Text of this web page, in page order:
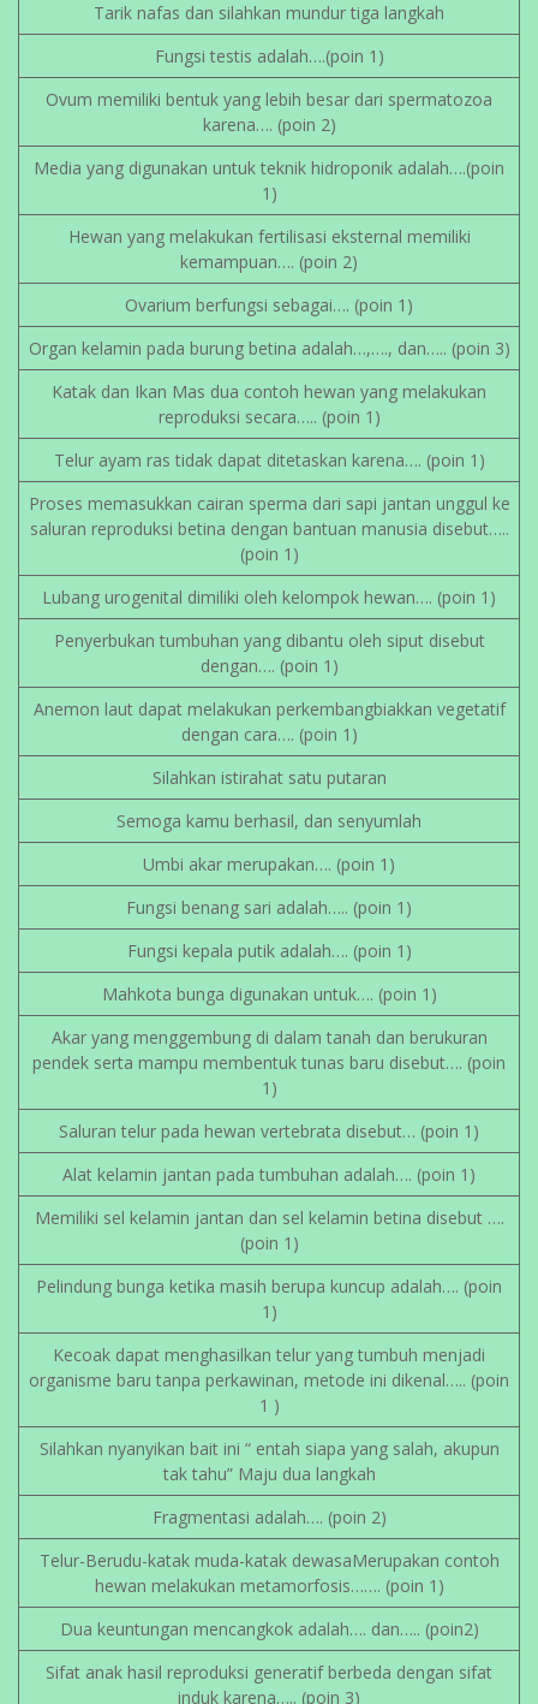
Tarik nafas dan silahkan mundur tiga langkah
Fungsi testis adalah….(poin 1)
Ovum memiliki bentuk yang lebih besar dari spermatozoa
karena…. (poin 2)
Media yang digunakan untuk teknik hidroponik adalah….(poin
1)
Hewan yang melakukan fertilisasi eksternal memiliki
kemampuan…. (poin 2)
Ovarium berfungsi sebagai…. (poin 1)
Organ kelamin pada burung betina adalah…,…., dan….. (poin 3)
Katak dan Ikan Mas dua contoh hewan yang melakukan
reproduksi secara….. (poin 1)
Telur ayam ras tidak dapat ditetaskan karena…. (poin 1)
Proses memasukkan cairan sperma dari sapi jantan unggul ke
saluran reproduksi betina dengan bantuan manusia disebut…..
(poin 1)
Lubang urogenital dimiliki oleh kelompok hewan…. (poin 1)
Penyerbukan tumbuhan yang dibantu oleh siput disebut
dengan…. (poin 1)
Anemon laut dapat melakukan perkembangbiakkan vegetatif
dengan cara…. (poin 1)
Silahkan istirahat satu putaran
Semoga kamu berhasil, dan senyumlah
Umbi akar merupakan…. (poin 1)
Fungsi benang sari adalah….. (poin 1)
Fungsi kepala putik adalah…. (poin 1)
Mahkota bunga digunakan untuk…. (poin 1)
Akar yang menggembung di dalam tanah dan berukuran
pendek serta mampu membentuk tunas baru disebut…. (poin
1)
Saluran telur pada hewan vertebrata disebut… (poin 1)
Alat kelamin jantan pada tumbuhan adalah…. (poin 1)
Memiliki sel kelamin jantan dan sel kelamin betina disebut ….
(poin 1)
Pelindung bunga ketika masih berupa kuncup adalah…. (poin
1)
Kecoak dapat menghasilkan telur yang tumbuh menjadi
organisme baru tanpa perkawinan, metode ini dikenal….. (poin
1 )
Silahkan nyanyikan bait ini “ entah siapa yang salah, akupun
tak tahu” Maju dua langkah
Fragmentasi adalah…. (poin 2)
Telur-Berudu-katak muda-katak dewasaMerupakan contoh
hewan melakukan metamorfosis……. (poin 1)
Dua keuntungan mencangkok adalah…. dan….. (poin2)
Sifat anak hasil reproduksi generatif berbeda dengan sifat
induk karena….. (poin 3)